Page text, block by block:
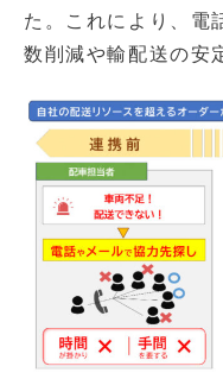
た。これにより、電
数削減や輸配送の安